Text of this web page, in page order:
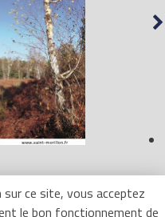
ce site, vous acceptez
le bon fonctionnement de